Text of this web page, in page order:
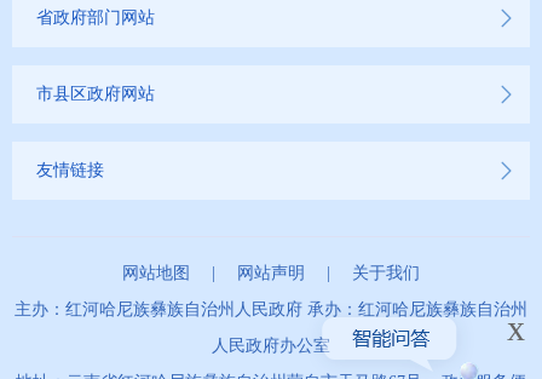
科技管理和项目经费信息公开
文化机构信息公开
非遗项目名录及简介
传承人名录及简介
省政府部门网站
市县区政府网站
友情链接
网站地图 | 网站声明 | 关于我们
主办：红河哈尼族彝族自治州人民政府 承办：红河哈尼族彝族自治州
人民政府办公室
x